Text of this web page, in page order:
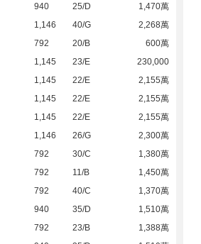
940 25/D
1,470萬
1,146 40/G
2,268萬
792 20/B
600萬
1,145 23/E
230,000
1,145 22/E
2,155萬
1,145 22/E
2,155萬
1,145 22/E
2,155萬
1,146 26/G
2,300萬
792 30/C
1,380萬
792 11/B
1,450萬
792 40/C
1,370萬
940 35/D
1,510萬
792 23/B
1,388萬